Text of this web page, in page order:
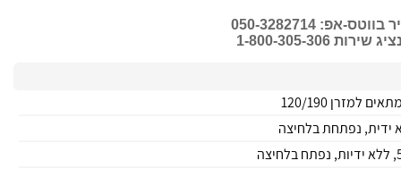
אפ: 050-3282714
1-800-305-306